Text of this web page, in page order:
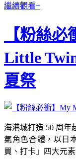
繼續觀看+
【粉絲
Little
夏祭
海港城打造 50 周年
氣角色合體，以日
買、打卡」四大元